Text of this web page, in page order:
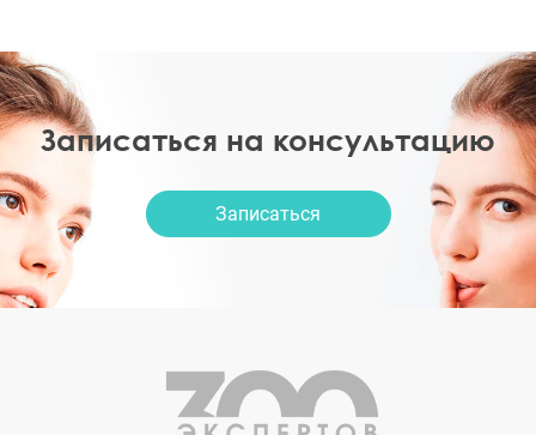
Записаться на консультацию
Записаться